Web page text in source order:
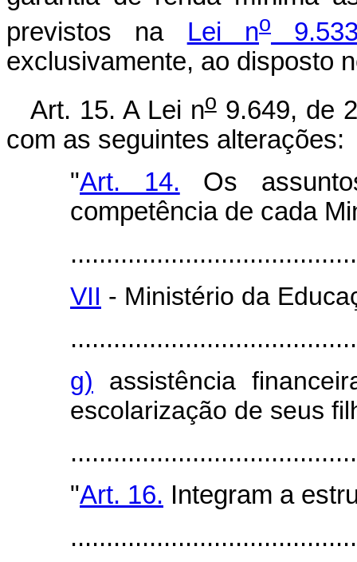
previstos na Lei no
exclusivamente, ao disposto
Art. 15. A Lei no9.649, de
com as seguintes alterações:
"Art. 14. Os
competência de cada
VII - Ministério da
g) assistência
escolarização de seus
"Art. 16. Integram a